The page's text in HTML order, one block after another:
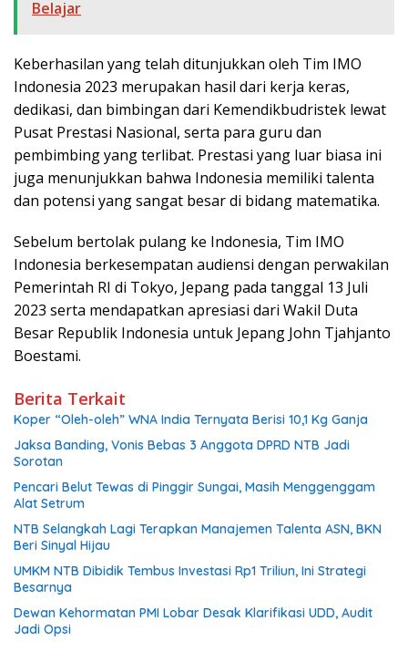
Belajar
Keberhasilan yang telah ditunjukkan oleh Tim IMO
Indonesia 2023 merupakan hasil dari kerja keras,
dedikasi, dan bimbingan dari Kemendikbudristek lewat
Pusat Prestasi Nasional, serta para guru dan
pembimbing yang terlibat. Prestasi yang luar biasa ini
juga menunjukkan bahwa Indonesia memiliki talenta
dan potensi yang sangat besar di bidang matematika.
Sebelum bertolak pulang ke Indonesia, Tim IMO
Indonesia berkesempatan audiensi dengan perwakilan
Pemerintah RI di Tokyo, Jepang pada tanggal 13 Juli
2023 serta mendapatkan apresiasi dari ​Wakil Duta
Besar Republik Indonesia untuk Jepang John Tjahjanto
Boestami.
Berita Terkait
Koper “Oleh-oleh” WNA India Ternyata Berisi 10,1 Kg Ganja
Jaksa Banding, Vonis Bebas 3 Anggota DPRD NTB Jadi
Sorotan
Pencari Belut Tewas di Pinggir Sungai, Masih Menggenggam
Alat Setrum
NTB Selangkah Lagi Terapkan Manajemen Talenta ASN, BKN
Beri Sinyal Hijau
UMKM NTB Dibidik Tembus Investasi Rp1 Triliun, Ini Strategi
Besarnya
Dewan Kehormatan PMI Lobar Desak Klarifikasi UDD, Audit
Jadi Opsi